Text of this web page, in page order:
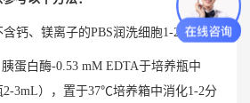
钙、镁离子的PBS润洗细胞1-2次。
蛋白酶-0.53 mM EDTA于培养瓶中
2-3mL），置于37℃培养箱中消化1-2分